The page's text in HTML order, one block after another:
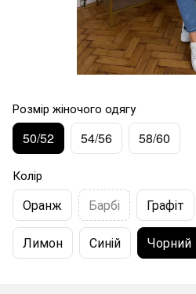
Розмір жіночого одягу
50/52 54/56 58/60
Колір
Оранж Барбі Графіт
Лимон Синій Чорний